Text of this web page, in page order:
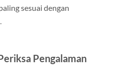
sesuai dengan
Pengalaman